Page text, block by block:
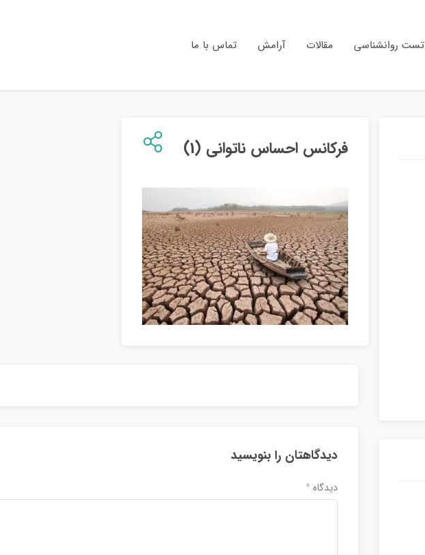
تست روانشناسی مقالات آرامش تماس با ما
فرکانس احساس ناتوانی (1)
دیدگاهتان را بنویسید
دیدگاه *